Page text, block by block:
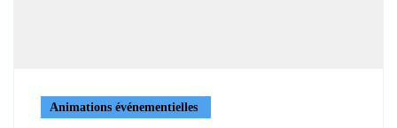
Animations événementielles